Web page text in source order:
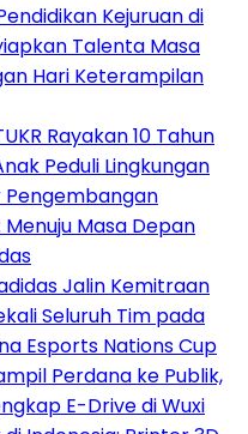
Kejuruan di
Talenta Masa
Hari Keterampilan
Rayakan 10 Tahun
Peduli Lingkungan
Pengembangan
Masa Depan
Jalin Kemitraan
Seluruh Tim pada
Esports Nations Cup
Perdana ke Publik,
E-Drive di Wuxi